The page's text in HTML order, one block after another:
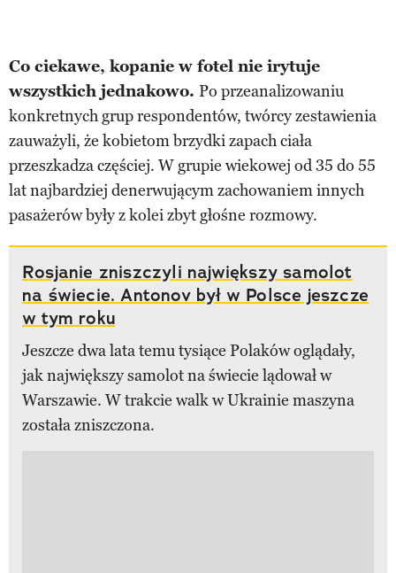
Co ciekawe, kopanie w fotel nie irytuje
wszystkich jednakowo. Po przeanalizowaniu
konkretnych grup respondentów, twórcy zestawienia
zauważyli, że kobietom brzydki zapach ciała
przeszkadza częściej. W grupie wiekowej od 35 do 55
lat najbardziej denerwującym zachowaniem innych
pasażerów były z kolei zbyt głośne rozmowy.
Rosjanie zniszczyli największy samolot
na świecie. Antonov był w Polsce jeszcze
w tym roku
Jeszcze dwa lata temu tysiące Polaków oglądały,
jak największy samolot na świecie lądował w
Warszawie. W trakcie walk w Ukrainie maszyna
została zniszczona.